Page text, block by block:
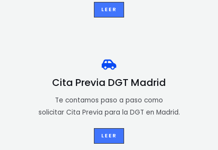
LEER
Cita Previa DGT Madrid
Te contamos paso a paso como
solicitar Cita Previa para la DGT en Madrid.
LEER